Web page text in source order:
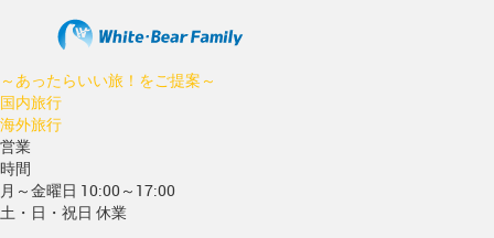
～あったらいい旅！をご提案～
国内旅行
海外旅行
営業
時間
月～金曜日 10:00～17:00
土・日・祝日 休業